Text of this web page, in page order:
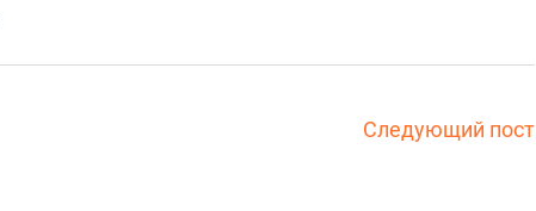
Следующий пост